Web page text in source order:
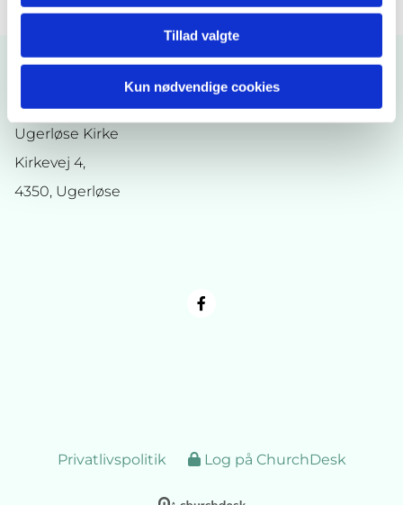
Tillad valgte
Kun nødvendige cookies
Kirkekontoret
Ugerløse Kirke
Kirkevej 4,
4350, Ugerløse
Privatlivspolitik Log på ChurchDesk